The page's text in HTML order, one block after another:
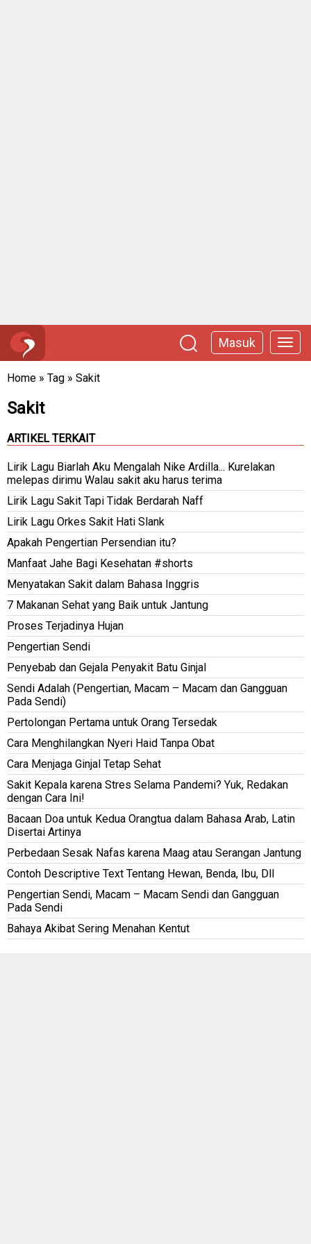
Masuk
Home » Tag » Sakit
Sakit
ARTIKEL TERKAIT
Lirik Lagu Biarlah Aku Mengalah Nike Ardilla... Kurelakan
melepas dirimu Walau sakit aku harus terima
Lirik Lagu Sakit Tapi Tidak Berdarah Naff
Lirik Lagu Orkes Sakit Hati Slank
Apakah Pengertian Persendian itu?
Manfaat Jahe Bagi Kesehatan #shorts
Menyatakan Sakit dalam Bahasa Inggris
7 Makanan Sehat yang Baik untuk Jantung
Proses Terjadinya Hujan
Pengertian Sendi
Penyebab dan Gejala Penyakit Batu Ginjal
Sendi Adalah (Pengertian, Macam – Macam dan Gangguan
Pada Sendi)
Pertolongan Pertama untuk Orang Tersedak
Cara Menghilangkan Nyeri Haid Tanpa Obat
Cara Menjaga Ginjal Tetap Sehat
Sakit Kepala karena Stres Selama Pandemi? Yuk, Redakan
dengan Cara Ini!
Bacaan Doa untuk Kedua Orangtua dalam Bahasa Arab, Latin
Disertai Artinya
Perbedaan Sesak Nafas karena Maag atau Serangan Jantung
Contoh Descriptive Text Tentang Hewan, Benda, Ibu, Dll
Pengertian Sendi, Macam – Macam Sendi dan Gangguan
Pada Sendi
Bahaya Akibat Sering Menahan Kentut